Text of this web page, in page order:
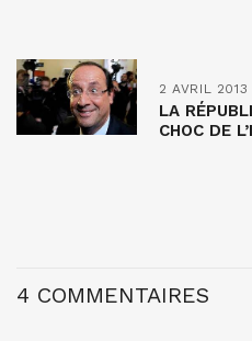
2 AVRIL 2013
LA
CHOC DE
4 COMMENTAIRES